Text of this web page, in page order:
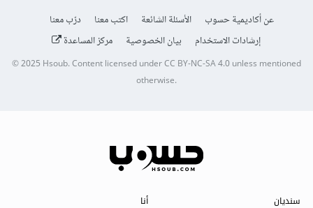
عن أكاديمية حسوب الأسئلة الشائعة اكتب معنا
درّب معنا
إرشادات الاستخدام
بيان الخصوصية مركز المساعدة
© 2025Hsoub.Content licensed underCC BY-NC-SA 4.0unless mentioned
otherwise.